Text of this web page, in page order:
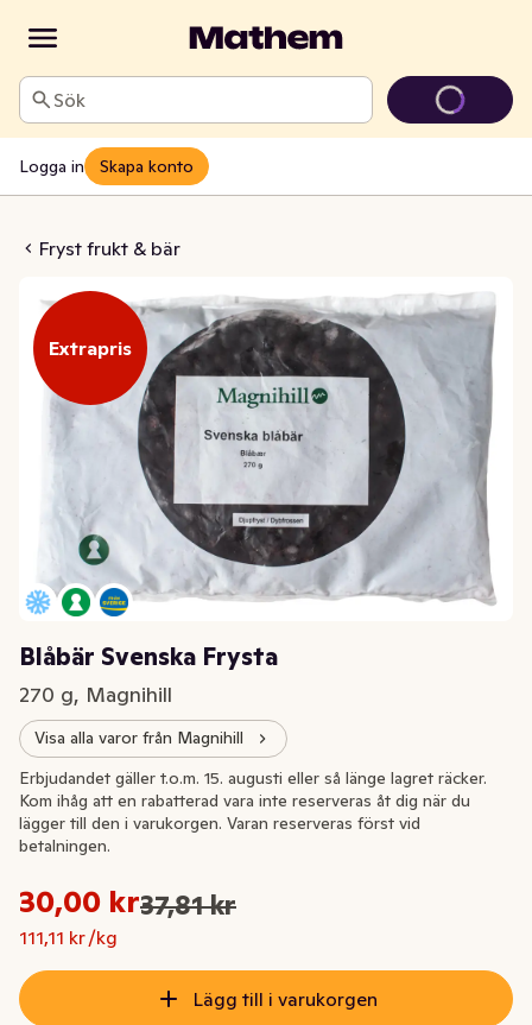
Sök
Logga in Skapa konto
Fryst frukt & bär
Frysta
Extrapris
Blåbär Svenska Frysta
270 g, Magnihill
Visa alla varor från Magnihill
Extrapris
Ursprungspriset var: 37,81 kr
Nuvarande pris är: 30,00 kr
30,00 kr37,81 kr
111,11 kr /kg
Styckpris: 111,11 kr /kg
Erbjudandet gäller t.o.m. 15. augusti eller så länge lagret räcker.
Kom ihåg att en rabatterad vara inte reserveras åt dig när du
lägger till den i varukorgen. Varan reserveras först vid
betalningen.
Lägg till i varukorgen